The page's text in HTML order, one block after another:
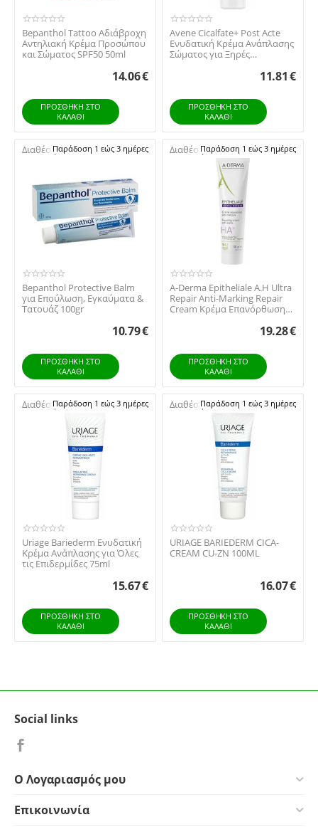
Bepanthol Tattoo Αδιάβροχη
Αντηλιακή Κρέμα Προσώπου
και Σώματος SPF50 50ml
14.06€
ΠΡΟΣΘΉΚΗ ΣΤΟ
ΚΑΛΆΘΙ
Avene Cicalfate+ Post Acte
Ενυδατική Κρέμα Ανάπλασης
Σώματος για Ξηρές
11.81€
ΠΡΟΣΘΉΚΗ ΣΤΟ
ΚΑΛΆΘΙ
Διαθέσιμο:Παράδοση 1 εώς 3 ημέρες
Bepanthol Protective Balm
για Επούλωση, Εγκαύματα &
Τατουάζ 100gr
10.79€
ΠΡΟΣΘΉΚΗ ΣΤΟ
ΚΑΛΆΘΙ
Διαθέσιμο:Παράδοση 1 εώς 3 ημέρες
A-Derma Epitheliale A.H Ultra
Repair Anti-Marking Repair
Cream Κρέμα Επανόρθωσης
19.28€
ΠΡΟΣΘΉΚΗ ΣΤΟ
ΚΑΛΆΘΙ
Διαθέσιμο:Παράδοση 1 εώς 3 ημέρες
Uriage Bariederm Ενυδατική
Κρέμα Ανάπλασης για Όλες
τις Επιδερμίδες 75ml
15.67€
ΠΡΟΣΘΉΚΗ ΣΤΟ
ΚΑΛΆΘΙ
Διαθέσιμο:Παράδοση 1 εώς 3 ημέρες
URIAGE BARIEDERM CICA-
CREAM CU-ZN 100ML
16.07€
ΠΡΟΣΘΉΚΗ ΣΤΟ
ΚΑΛΆΘΙ
Social links
Ο Λογαριασμός μου
Επικοινωνία